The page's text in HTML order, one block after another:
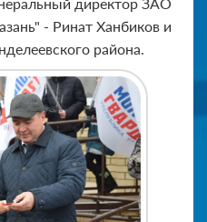
директор ЗАО
- Ринат Ханбиков и
района.